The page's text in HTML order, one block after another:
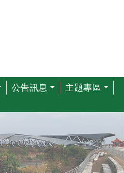
公告訊息
主題專區